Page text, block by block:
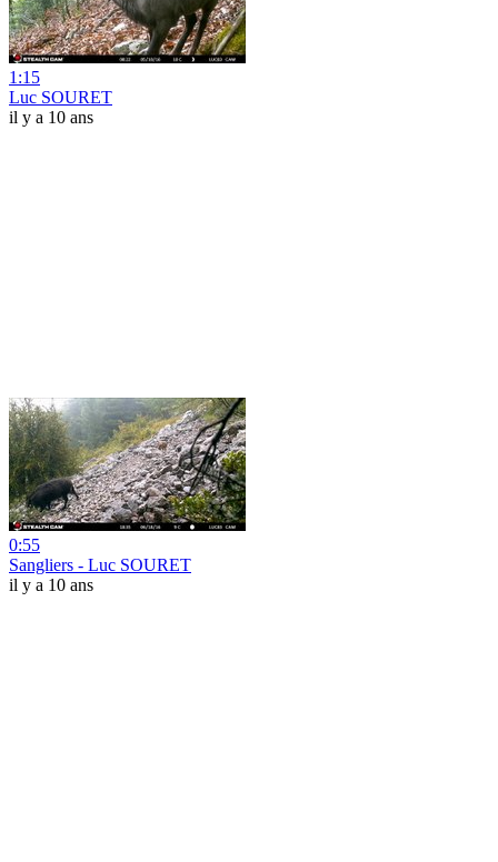
1:15
Luc SOURET
il y a 10 ans
0:55
Sangliers - Luc SOURET
il y a 10 ans